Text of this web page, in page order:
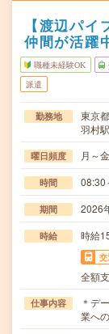
【渡辺パ
仲間が活躍
職種未経験OK
派遣
勤務地
東京
羽村
曜日頻度 月～
時間 08:30
期間 2026
時給 時給
全額
仕事内容
＊デ
業へ